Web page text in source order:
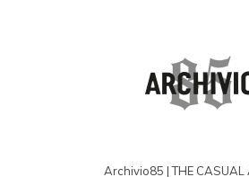
Archivio85 | THE CASUAL